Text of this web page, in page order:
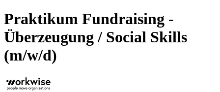
Praktikum Fundraising -
Überzeugung / Social Skills
(m/w/d)